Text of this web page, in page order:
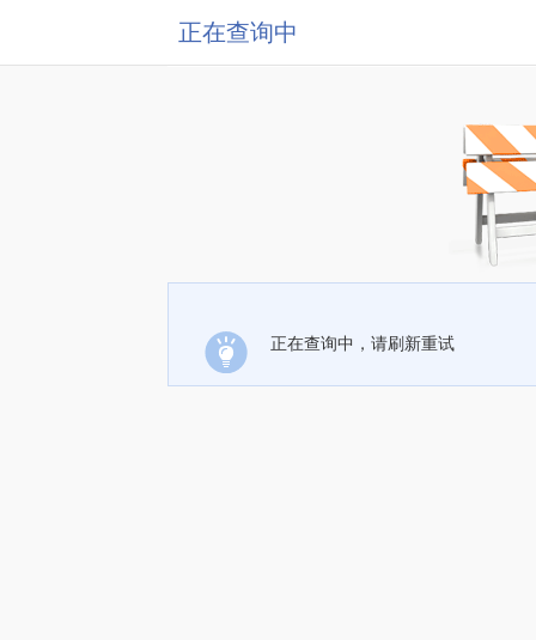
正在查询中
正在查询中，请刷新重试